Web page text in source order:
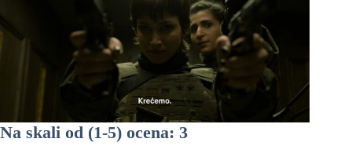
Na skali od (1-5) ocena: 3